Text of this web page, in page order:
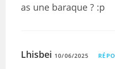
as une baraque ? :p
Lhisbei 10/06/2025